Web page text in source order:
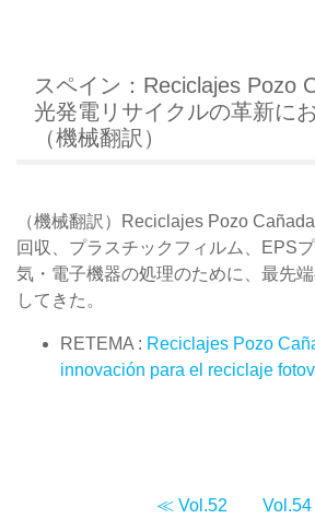
スペイン：Reciclajes Pozo
光発電リサイクルの革新に
（機械翻訳）
（機械翻訳）Reciclajes Pozo
回収、プラスチックフィルム、EPS
気・電子機器の処理のために、最先
してきた。
RETEMA : Reciclajes Pozo
innovación para el reciclaje
≪ Vol.52